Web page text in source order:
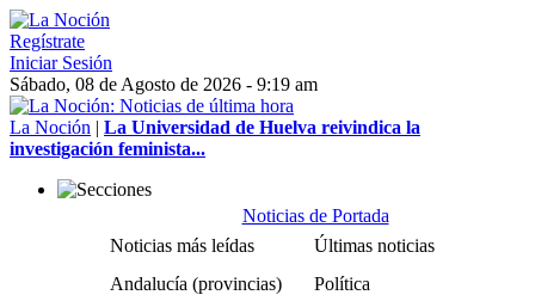
Regístrate
Iniciar Sesión
Sábado, 08 de Agosto de 2026 - 9:19 am
La Noción | La Universidad de Huelva reivindica la
investigación feminista...
Noticias de Portada
Noticias más leídas
Últimas noticias
Andalucía (provincias)
Política